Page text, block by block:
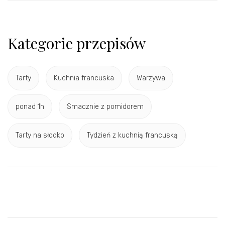
Kategorie przepisów
Tarty Kuchnia francuska Warzywa
ponad 1h Smacznie z pomidorem
Tarty na słodko Tydzień z kuchnią francuską